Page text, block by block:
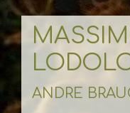
ANDRE